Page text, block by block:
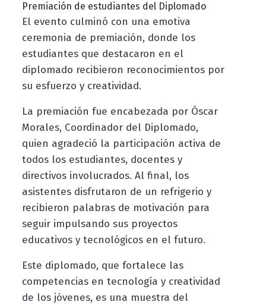
Premiación de estudiantes del Diplomado
El evento culminó con una emotiva
ceremonia de premiación, donde los
estudiantes que destacaron en el
diplomado recibieron reconocimientos por
su esfuerzo y creatividad.
La premiación fue encabezada por Óscar
Morales, Coordinador del Diplomado,
quien agradeció la participación activa de
todos los estudiantes, docentes y
directivos involucrados. Al final, los
asistentes disfrutaron de un refrigerio y
recibieron palabras de motivación para
seguir impulsando sus proyectos
educativos y tecnológicos en el futuro.
Este diplomado, que fortalece las
competencias en tecnología y creatividad
de los jóvenes, es una muestra del